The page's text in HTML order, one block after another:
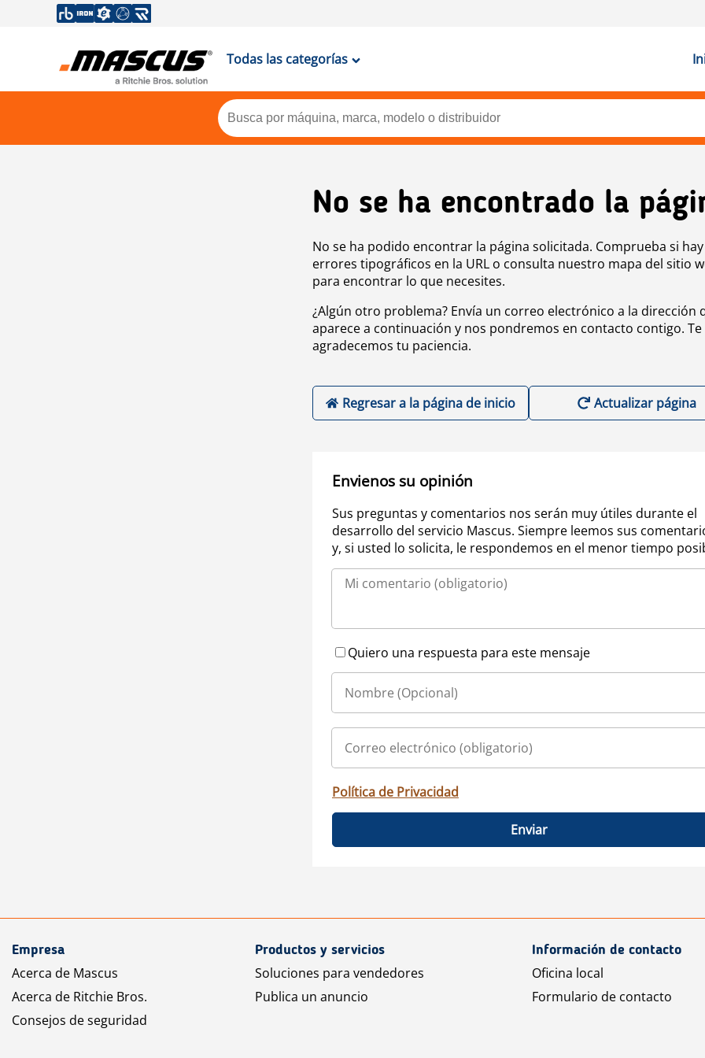
Todas las categorías
No se ha encontrado la
No se ha podido encontrar la página solicitada. Comprueba si hay
errores tipográficos en la URL o consulta nuestro mapa del sitio
para encontrar lo que necesites.
¿Algún otro problema? Envía un correo electrónico a la dirección
aparece a continuación y nos pondremos en contacto contigo. Te
agradecemos tu paciencia.
Regresar a la página de inicio Actualizar página
Envienos su opinión
Sus preguntas y comentarios nos serán muy útiles durante el
desarrollo del servicio Mascus. Siempre leemos sus
y, si usted lo solicita, le respondemos en el menor tiempo
Quiero una respuesta para este mensaje
Política de Privacidad
Enviar
Empresa
Acerca de Mascus
Acerca de Ritchie Bros.
Consejos de seguridad
Productos y servicios
Soluciones para vendedores
Publica un anuncio
Información de contacto
Oficina local
Formulario de contacto